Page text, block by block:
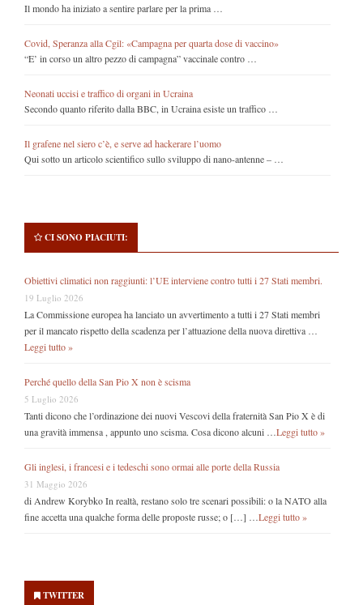
Il mondo ha iniziato a sentire parlare per la prima …
Covid, Speranza alla Cgil: «Campagna per quarta dose di vaccino»
“E’ in corso un altro pezzo di campagna” vaccinale contro …
Neonati uccisi e traffico di organi in Ucraina
Secondo quanto riferito dalla BBC, in Ucraina esiste un traffico …
Il grafene nel siero c’è, e serve ad hackerare l’uomo
Qui sotto un articolo scientifico sullo sviluppo di nano-antenne – …
CI SONO PIACIUTI:
Obiettivi climatici non raggiunti: l’UE interviene contro tutti i 27 Stati membri.
19 Luglio 2026
La Commissione europea ha lanciato un avvertimento a tutti i 27 Stati membri
per il mancato rispetto della scadenza per l’attuazione della nuova direttiva …
Leggi tutto »
Perché quello della San Pio X non è scisma
5 Luglio 2026
Tanti dicono che l’ordinazione dei nuovi Vescovi della fraternità San Pio X è di
una gravità immensa , appunto uno scisma. Cosa dicono alcuni … Leggi tutto »
Gli inglesi, i francesi e i tedeschi sono ormai alle porte della Russia
31 Maggio 2026
di Andrew Korybko In realtà, restano solo tre scenari possibili: o la NATO alla
fine accetta una qualche forma delle proposte russe; o […] … Leggi tutto »
Sidebar
TWITTER